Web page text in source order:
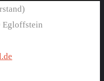
Egloffstein